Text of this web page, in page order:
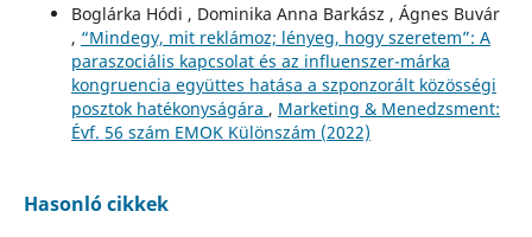
Boglárka Hódi , Dominika Anna Barkász , Ágnes Buvár
, “Mindegy, mit reklámoz; lényeg, hogy szeretem”: A
paraszociális kapcsolat és az influenszer-márka
kongruencia együttes hatása a szponzorált közösségi
posztok hatékonyságára , Marketing & Menedzsment:
Évf. 56 szám EMOK Különszám (2022)
Hasonló cikkek